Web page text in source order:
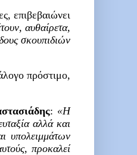
επιβεβαιώνει
αυθαίρετα,
σκουπιδιών
πρόστιμο,
: «Η
αλλά και
υπολειμμάτων
προκαλεί